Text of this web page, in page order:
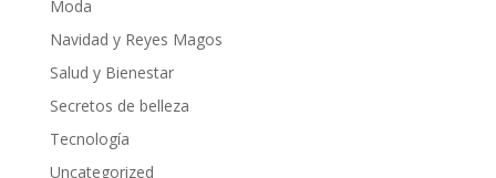
Moda
Navidad y Reyes Magos
Salud y Bienestar
Secretos de belleza
Tecnología
Uncategorized